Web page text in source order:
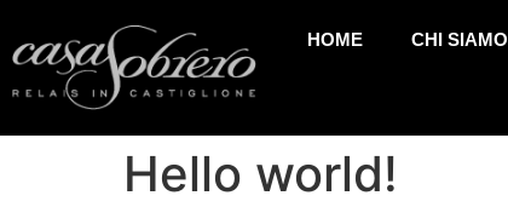
HOME CHI SIAMO
Hello world!